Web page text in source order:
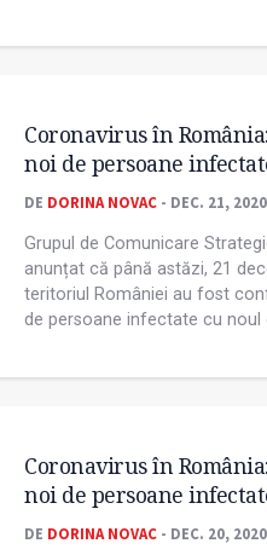
Coronavirus în
noi de persoane
DE DORINA NOVAC - DEC. 21, 2020
Grupul de Comunicare
anunțat că până astăzi, 21
teritoriul României au fost
de persoane infectate cu noul
Coronavirus în
noi de persoane
DE DORINA NOVAC - DEC. 20, 2020